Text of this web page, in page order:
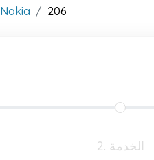
Nokia 206
2. الخدمة